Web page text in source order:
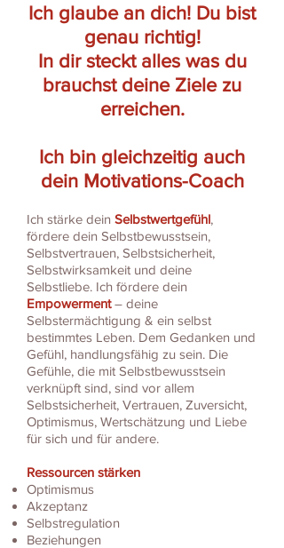
Ich glaube an dich! Du bist
genau richtig!
In dir steckt alles was du
brauchst deine Ziele zu
erreichen.
Ich bin gleichzeitig auch
dein Motivations-Coach
Ich stärke dein Selbstwertgefühl,
fördere dein Selbstbewusstsein,
Selbstvertrauen, Selbstsicherheit,
Selbstwirksamkeit und deine
Selbstliebe. Ich fördere dein
Empowerment – deine
Selbstermächtigung & ein selbst
bestimmtes Leben. Dem Gedanken und
Gefühl, handlungsfähig zu sein. Die
Gefühle, die mit Selbstbewusstsein
verknüpft sind, sind vor allem
Selbstsicherheit, Vertrauen, Zuversicht,
Optimismus, Wertschätzung und Liebe
für sich und für andere.
Ressourcen stärken
Optimismus
Akzeptanz
Selbstregulation
Beziehungen